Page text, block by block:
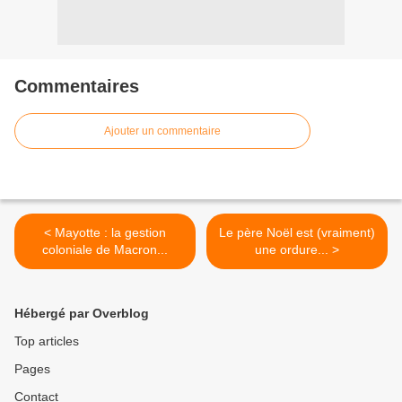
Commentaires
Ajouter un commentaire
< Mayotte : la gestion
coloniale de Macron...
Le père Noël est (vraiment)
une ordure... >
Hébergé par Overblog
Top articles
Pages
Contact